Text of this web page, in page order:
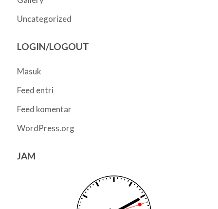
Uncategorized
LOGIN/LOGOUT
Masuk
Feed entri
Feed komentar
WordPress.org
JAM